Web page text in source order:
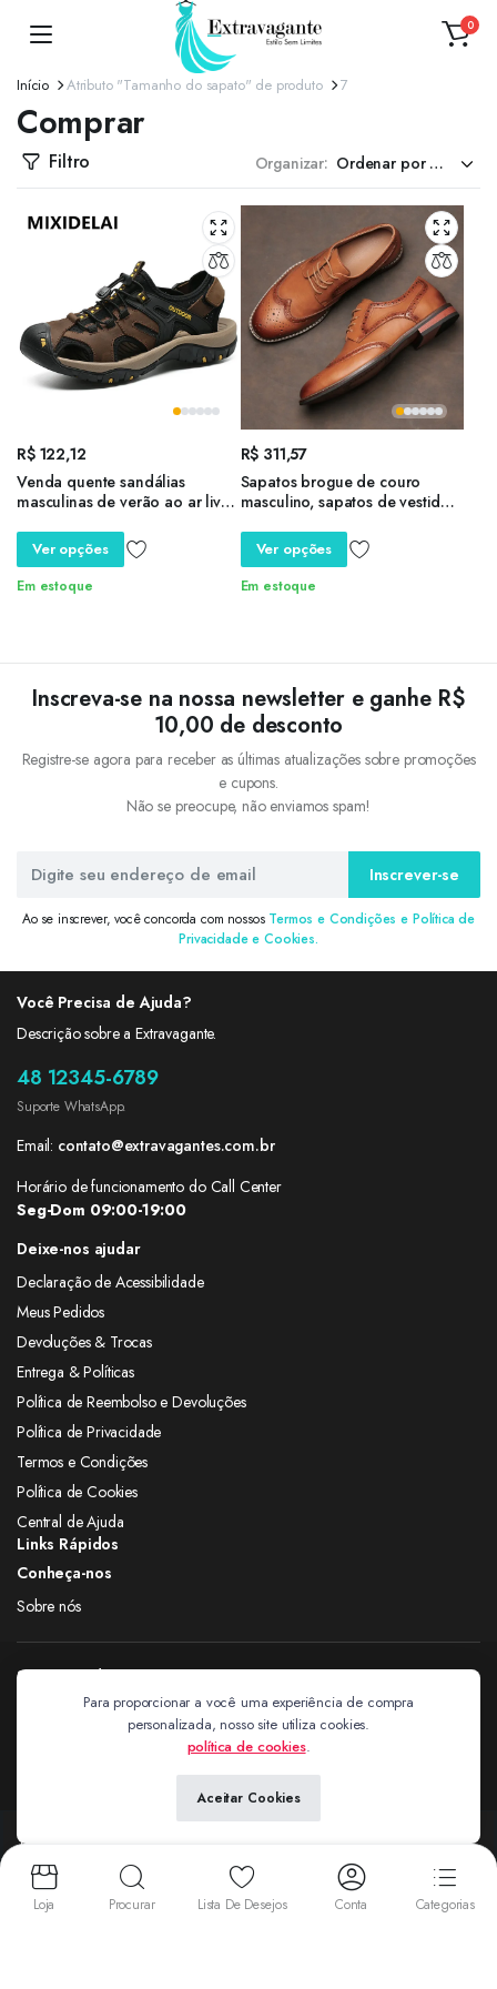
0
Início Atributo "Tamanho do sapato" de produto 7
Comprar
Filtro Organizar:
R$122,12
Venda quente sandálias
masculinas de verão ao ar livre
praia masculinas artesanais de
couro genuíno sapatos
masculinos da moda tênis
Ver opções
Em estoque
R$ 311,57
Sapatos brogue de couro
masculino, sapatos de vestido
tamanho 7-13
Ver opções
Em estoque
Inscreva-se na nossa newsletter e ganhe R$
10,00 de desconto
Registre-se agora para receber as últimas atualizações sobre promoções
e cupons.
Não se preocupe, não enviamos spam!
Inscrever-se
Ao se inscrever, você concorda com nossos Termos e Condições e Política de
Privacidade e Cookies.
Você Precisa de Ajuda?
Descrição sobre a Extravagante.
48 12345-6789
Suporte WhatsApp.
Email: contato@extravagantes.com.br
Horário de funcionamento do Call Center
Seg-Dom 09:00-19:00
Deixe-nos ajudar
Declaração de Acessibilidade
Meus Pedidos
Devoluções & Trocas
Entrega & Políticas
Política de Reembolso e Devoluções
Política de Privacidade
Termos e Condições
Política de Cookies
Central de Ajuda
Links Rápidos
Conheça-nos
Sobre nós
Siga nas redes
Copyright 2024 © Extravagantes. Todos os direitos reservados. by
Aceitamos:
Para proporcionar a você uma experiência de compra
personalizada, nosso site utiliza cookies.
política de cookies.
Aceitar Cookies
Loja Procurar Lista De Desejos Conta Categorias